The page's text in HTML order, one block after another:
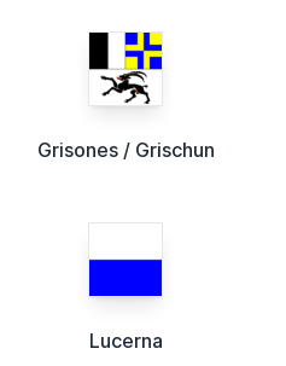
Grisones / Grischun
Lucerna